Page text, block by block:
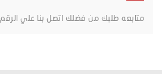
متابعه طلبك من فضلك اتصل بنا علي الرقم 01097734194.